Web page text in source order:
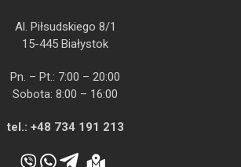
Al. Piłsudskiego 8/1
15-445 Białystok
Pn. – Pt.: 7:00 – 20:00
Sobota: 8:00 – 16:00
tel.: +48 734 191 213